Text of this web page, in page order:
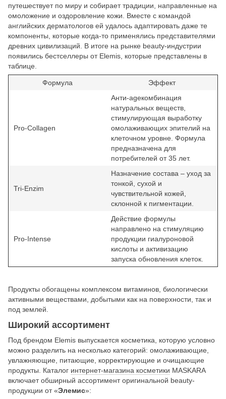
путешествует по миру и собирает традиции, направленные на
омоложение и оздоровление кожи. Вместе с командой
английских дерматологов ей удалось адаптировать даже те
компоненты, которые когда-то применялись представителями
древних цивилизаций. В итоге на рынке beauty-индустрии
появились бестселлеры от Elemis, которые представлены в
таблице.
Формула Эффект
Pro-Collagen
Анти-ageкомбинация
натуральных веществ,
стимулирующая выработку
омолаживающих эпителий на
клеточном уровне. Формула
предназначена для
потребителей от 35 лет.
Tri-Enzim
Назначение состава – уход за
тонкой, сухой и
чувствительной кожей,
склонной к пигментации.
Pro-Intense
Действие формулы
направлено на стимуляцию
продукции гиалуроновой
кислоты и активизацию
запуска обновления клеток.
Продукты обогащены комплексом витаминов, биологически
активными веществами, добытыми как на поверхности, так и
под землей.
Широкий ассортимент
Под брендом Elemis выпускается косметика, которую условно
можно разделить на несколько категорий: омолаживающие,
увлажняющие, питающие, корректирующие и очищающие
продукты. Каталог интернет-магазина косметики MASKARA
включает обширный ассортимент оригинальной beauty-
продукции от «Элемис»: